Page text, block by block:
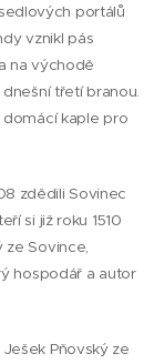
portálů
vznikl pás
na východě
třetí branou.
domácí kaple pro
zdědili Sovinec
si již roku 1510
ze Sovince,
hospodář a autor
Pňovský ze